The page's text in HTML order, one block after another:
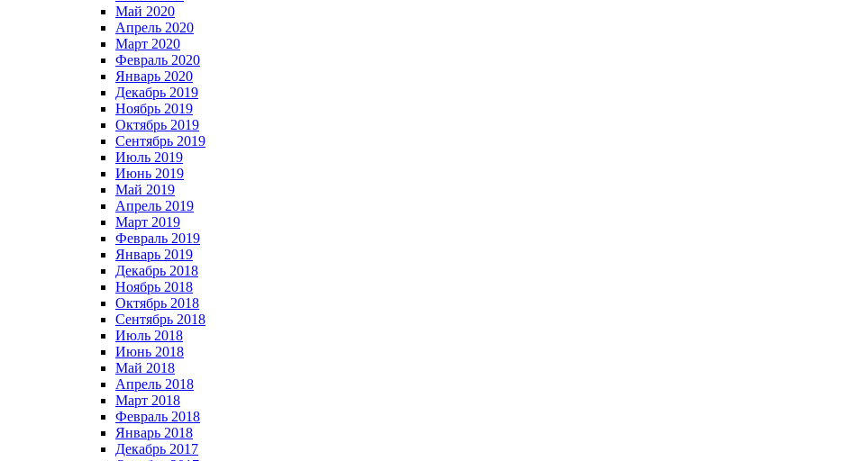
Май 2020
Апрель 2020
Март 2020
Февраль 2020
Январь 2020
Декабрь 2019
Ноябрь 2019
Октябрь 2019
Сентябрь 2019
Июль 2019
Июнь 2019
Май 2019
Апрель 2019
Март 2019
Февраль 2019
Январь 2019
Декабрь 2018
Ноябрь 2018
Октябрь 2018
Сентябрь 2018
Июль 2018
Июнь 2018
Май 2018
Апрель 2018
Март 2018
Февраль 2018
Январь 2018
Декабрь 2017